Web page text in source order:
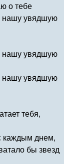
о тебе
нашу увядшую
нашу увядшую
нашу увядшую
тебя,
каждым днем,
бы звезд